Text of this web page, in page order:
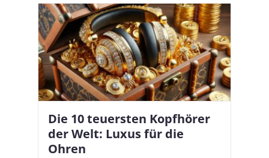
Die 10 teuersten Kopfhörer
der Welt: Luxus für die
Ohren
Apple AirPods Pro 2 und iOS
18.1: So richtet ihr das neue
Hörgeräte-Feature ein